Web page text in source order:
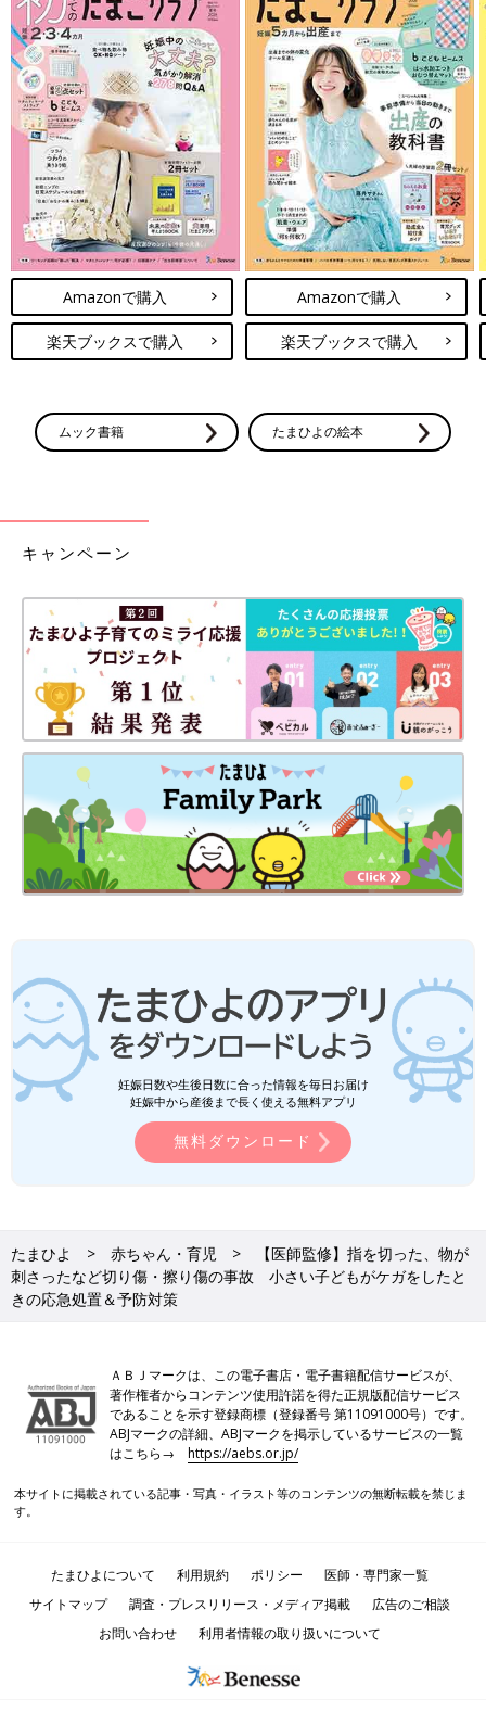
Amazonで購入
楽天ブックスで購入
Amazonで購入
楽天ブックスで購入
ムック書籍 たまひよの絵本
キャンペーン
妊娠日数や生後日数に合った情報を毎日お届け
妊娠中から産後まで長く使える無料アプリ
無料ダウンロード
たまひよ 赤ちゃん・育児
【医師監修】指を切った、物が
刺さったなど切り傷・擦り傷の事故 小さい子どもがケガをしたと
きの応急処置＆予防対策
ＡＢＪマークは、この電子書店・電子書籍配信サービスが、
著作権者からコンテンツ使用許諾を得た正規版配信サービス
であることを示す登録商標（登録番号 第11091000号）です。
ABJマークの詳細、ABJマークを掲示しているサービスの一覧
はこちら→https://aebs.or.jp/
本サイトに掲載されている記事・写真・イラスト等のコンテンツの無断転載を禁じま
す。
たまひよについて 利用規約 ポリシー
医師・専門家一覧
サイトマップ
調査・プレスリリース・メディア掲載
広告のご相談
お問い合わせ
利用者情報の取り扱いについて